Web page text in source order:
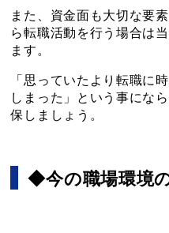
また、資金面も大切な要
ら転職活動を行う場合は
ます。
「思っていたより転職に
しまった」という事にな
保しましょう。
◆今の職場環境